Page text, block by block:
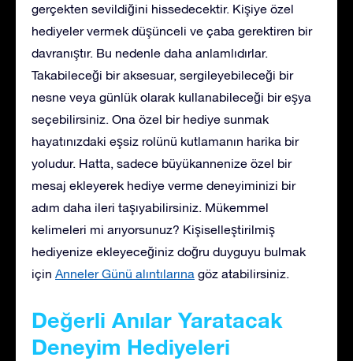
gerçekten sevildiğini hissedecektir. Kişiye özel
hediyeler vermek düşünceli ve çaba gerektiren bir
davranıştır. Bu nedenle daha anlamlıdırlar.
Takabileceği bir aksesuar, sergileyebileceği bir
nesne veya günlük olarak kullanabileceği bir eşya
seçebilirsiniz. Ona özel bir hediye sunmak
hayatınızdaki eşsiz rolünü kutlamanın harika bir
yoludur. Hatta, sadece büyükannenize özel bir
mesaj ekleyerek hediye verme deneyiminizi bir
adım daha ileri taşıyabilirsiniz. Mükemmel
kelimeleri mi arıyorsunuz? Kişiselleştirilmiş
hediyenize ekleyeceğiniz doğru duyguyu bulmak
için Anneler Günü alıntılarına göz atabilirsiniz.
Değerli Anılar Yaratacak
Deneyim Hediyeleri